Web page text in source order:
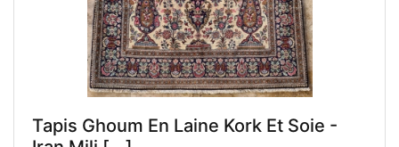
Tapis Ghoum En Laine Kork Et Soie -